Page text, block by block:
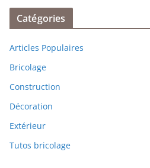
Catégories
Articles Populaires
Bricolage
Construction
Décoration
Extérieur
Tutos bricolage